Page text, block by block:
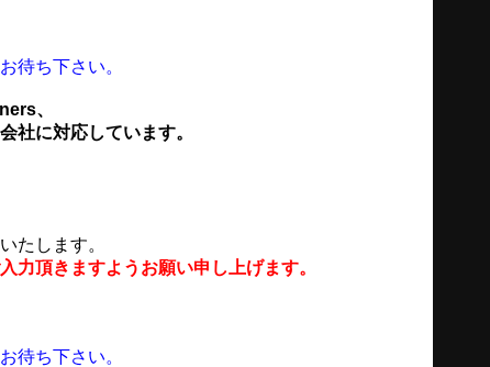
待ち下さい。
、
社に対応しています。
たします。
頂きますようお願い申し上げます。
待ち下さい。